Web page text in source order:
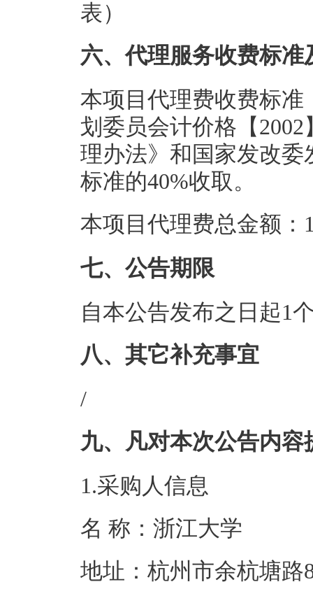
表）
六、代理服务收费标准
本项目代理费收费标
划委员会计价格【
理办法》和国家发改委
标准的40%收取。
本项目代理费总金额：
七、公告期限
自本公告发布之日起1
八、其它补充事宜
/
九、凡对本次公告内
1.采购人信息
名 称：浙江
地址：杭州市